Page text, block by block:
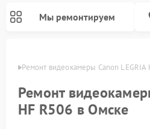
Мы ремонтируем
Ремонт видеокамеры Canon LEGRIA
Ремонт
HF R506 в Омске